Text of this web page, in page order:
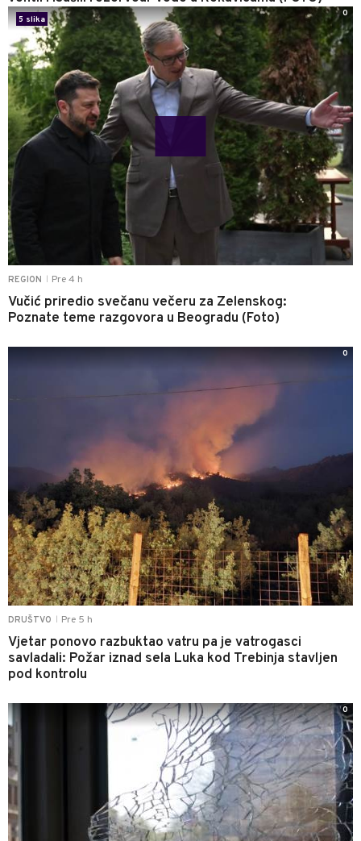
REGION Pre 4 h
Vučić priredio svečanu večeru za Zelenskog:
Poznate teme razgovora u Beogradu (Foto)
5 slika
0
DRUŠTVO Pre 5 h
Vjetar ponovo razbuktao vatru pa je vatrogasci
savladali: Požar iznad sela Luka kod Trebinja stavljen
pod kontrolu
0
0